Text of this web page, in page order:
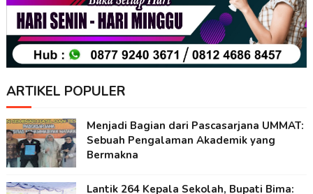
ARTIKEL POPULER
Menjadi Bagian dari Pascasarjana UMMAT:
Sebuah Pengalaman Akademik yang
Bermakna
Lantik 264 Kepala Sekolah, Bupati Bima: